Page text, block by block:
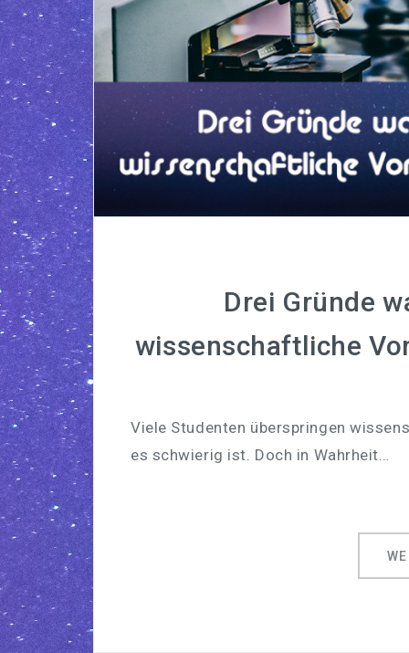
Drei Gründe
wissenschaftliche
Viele Studenten überspringen
es schwierig ist. Doch in Wahrheit…